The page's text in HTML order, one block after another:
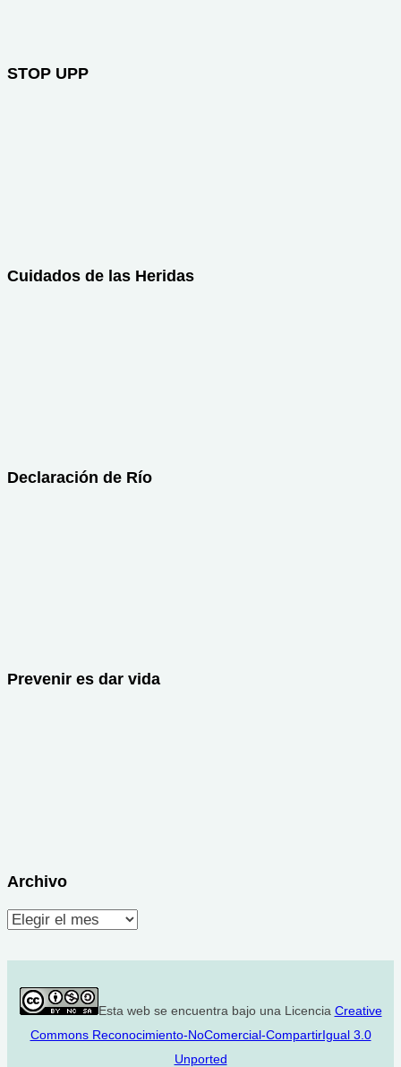
STOP UPP
Cuidados de las Heridas
Declaración de Río
Prevenir es dar vida
Archivo
Archivo
Esta web se encuentra bajo una Licencia Creative
Commons Reconocimiento-NoComercial-CompartirIgual 3.0
Unported